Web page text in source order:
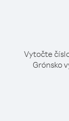
Vytočte
Grónsko